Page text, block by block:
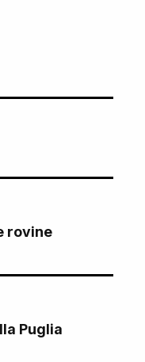
rovine
Puglia